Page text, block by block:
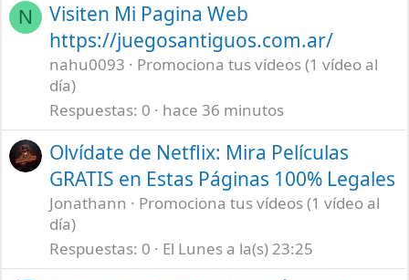
N
Visiten Mi Pagina Web
https://juegosantiguos.com.ar/
nahu0093
Promociona tus vídeos (1 vídeo al
día)
Respuestas 0 hace 36 minutos
Olvídate de Netflix: Mira Películas
GRATIS en Estas Páginas 100% Legales
Jonathann
Promociona tus vídeos (1 vídeo al
día)
Respuestas 0 El Lunes a la(s) 23:25